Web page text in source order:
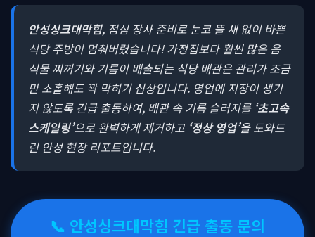
안성싱크대막힘, 점심 장사 준비로 눈코 뜰 새 없이 바쁜
식당 주방이 멈춰버렸습니다! 가정집보다 훨씬 많은 음
식물 찌꺼기와 기름이 배출되는 식당 배관은 관리가 조금
만 소홀해도 꽉 막히기 십상입니다. 영업에 지장이 생기
지 않도록 긴급 출동하여, 배관 속 기름 슬러지를 ‘초고속
스케일링’으로 완벽하게 제거하고 ‘정상 영업’을 도와드
린 안성 현장 리포트입니다.
📞 안성싱크대막힘 긴급 출동 문의